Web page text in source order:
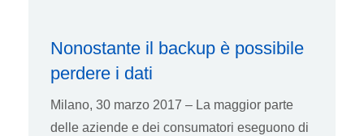
Nonostante il backup è possibile
perdere i dati
Milano, 30 marzo 2017 – La maggior parte
delle aziende e dei consumatori eseguono di